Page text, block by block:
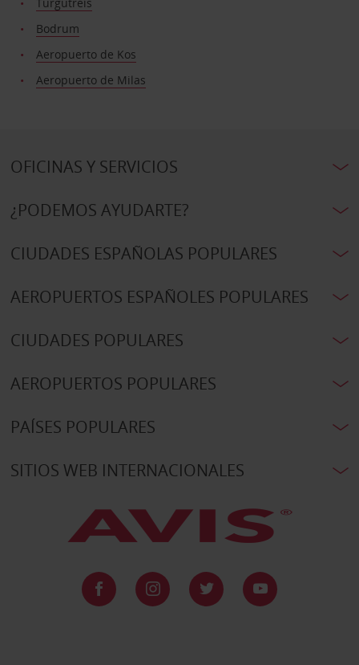
Bodrum
Aeropuerto de Kos
Aeropuerto de Milas
OFICINAS Y SERVICIOS
¿PODEMOS AYUDARTE?
CIUDADES ESPAÑOLAS POPULARES
AEROPUERTOS ESPAÑOLES POPULARES
CIUDADES POPULARES
AEROPUERTOS POPULARES
PAÍSES POPULARES
SITIOS WEB INTERNACIONALES